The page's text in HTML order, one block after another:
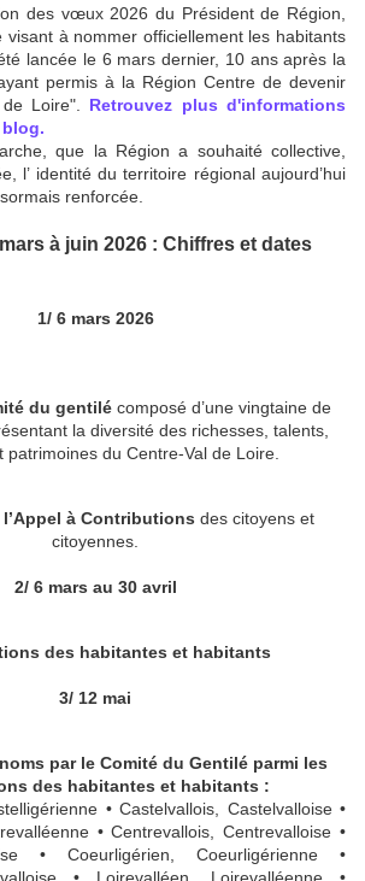
des vœux 2026 du Président de Région,
visant à nommer officiellement les habitants
lancée le 6 mars dernier, 10 ans après la
permis à la Région Centre de devenir
Loire". Retrouvez plus d'informations
que la Région a souhaité collective,
l’ identité du territoire régional aujourd’hui
renforcée.
à juin 2026 : Chiffres et dates
1/ 6 mars 2026
du gentilécomposé d’une vingtaine de
la diversité des richesses, talents,
patrimoines du Centre-Val de Loire.
à Contributions des citoyens et
citoyennes.
2/ 6 mars au 30 avril
des habitantes et habitants
3/ 12 mai
par le Comité du Gentilé parmi les
des habitantes et habitants :
• Castelvallois, Castelvalloise •
• Centrevallois, Centrevalloise •
• Coeurligérien, Coeurligérienne •